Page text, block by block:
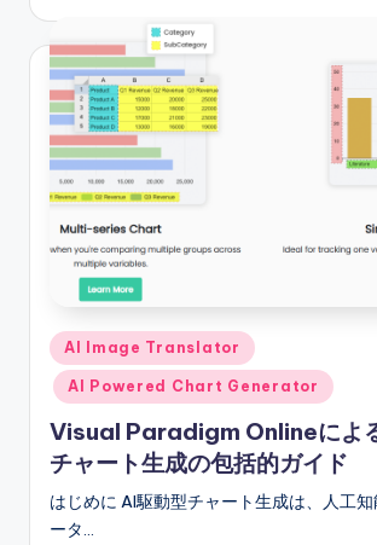
s
&
S
o
f
t
a
r
e
n
d
Posted
in
AI Image Translator
AI Powered Chart Generator
Visual Paradigm Onlineによ
チャート生成の包括的ガイド
はじめに AI駆動型チャート生成は、人工
ータ…